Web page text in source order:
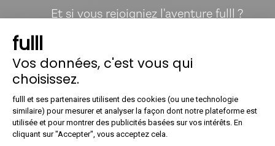
fulll
Vos données, c'est vous qui
choisissez.
Plateforme de Gestion du
fulll et ses partenaires utilisent des cookies (ou une technologie
similaire) pour mesurer et analyser la façon dont notre plateforme est
utilisée et pour montrer des publicités basées sur vos intérêts. En
cliquant sur "Accepter", vous acceptez cela.
Axeptio consent
Et si vous rejoigniez l'aventure fulll ?
fulll
À propos
Jobs
Nous recrutons !
Presse